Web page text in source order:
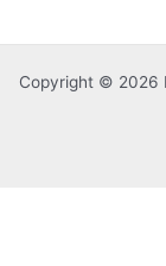
Copyright © 2026